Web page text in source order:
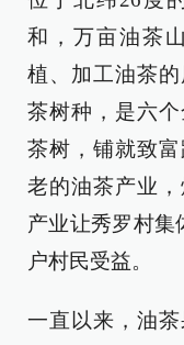
和，万亩油茶
植、加工油茶
茶树种，是六
茶树，铺就致
老的油茶产业
产业让秀罗村集
户村民受益。
一直以来，油